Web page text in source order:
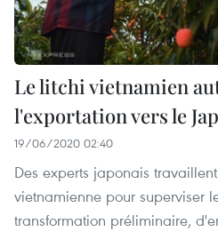
Le litchi vietnamien
l'exportation vers le
19/06/2020 02:40
Des experts japonais
vietnamienne pour superviser
transformation préliminaire,